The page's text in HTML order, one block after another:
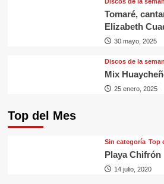
Tomaré,
Elizabeth
30 mayo, 2025
Discos de la
Mix
25 enero, 2025
Top del Mes
Sin categorí­a Top
Playa Chifrón
14 julio, 2020